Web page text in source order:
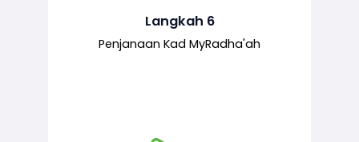
Langkah 6
Penjanaan Kad MyRadha'ah